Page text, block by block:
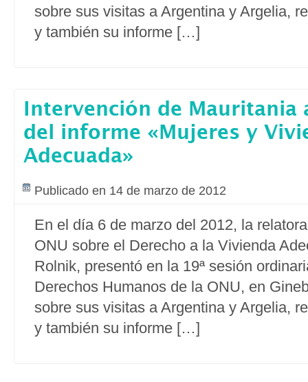
sobre sus visitas a Argentina y Argelia,
y también su informe […]
Intervención de Mauritania
del informe «Mujeres y
Adecuada»
Publicado en 14 de marzo de 2012
En el día 6 de marzo del 2012, la
ONU sobre el Derecho a la Vivienda
Rolnik, presentó en la 19ª sesión
Derechos Humanos de la ONU, en
sobre sus visitas a Argentina y Argelia,
y también su informe […]